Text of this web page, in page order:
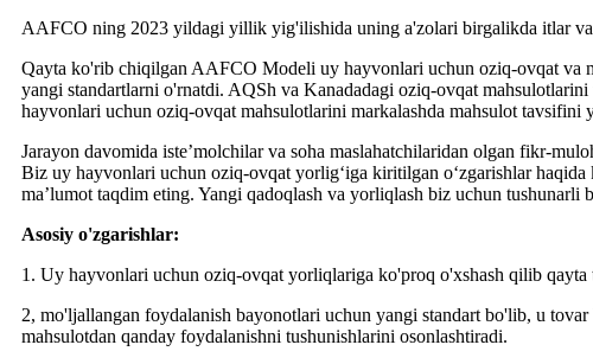
AAFCO ning 2023 yildagi yillik yig'ilishida uning a'zolari birgalikda itlar
Qayta ko'rib chiqilgan AAFCO Modeli uy hayvonlari uchun oziq-ovqat va
yangi standartlarni o'rnatdi. AQSh va Kanadadagi oziq-ovqat
hayvonlari uchun oziq-ovqat mahsulotlarini markalashda mahsulot
Jarayon davomida iste’molchilar va soha maslahatchilaridan olgan fikr-
Biz uy hayvonlari uchun oziq-ovqat yorlig‘iga kiritilgan o‘zgarishlar
ma’lumot taqdim eting. Yangi qadoqlash va yorliqlash biz uchun
Asosiy o'zgarishlar:
1. Uy hayvonlari uchun oziq-ovqat yorliqlariga ko'proq o'xshash qilib
2, mo'ljallangan foydalanish bayonotlari uchun yangi standart bo'lib, u
mahsulotdan qanday foydalanishni tushunishlarini osonlashtiradi.